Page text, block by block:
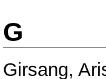
G
Girsang,